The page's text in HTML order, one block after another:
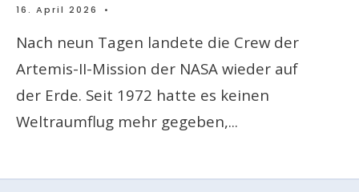
16. April 2026 •
Nach neun Tagen landete die Crew der
Artemis-II-Mission der NASA wieder auf
der Erde. Seit 1972 hatte es keinen
Weltraumflug mehr gegeben,...